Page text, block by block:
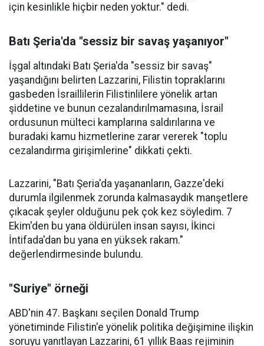
için kesinlikle hiçbir neden yoktur." dedi.
Batı Şeria'da "sessiz bir savaş yaşanıyor"
İşgal altındaki Batı Şeria'da "sessiz bir savaş"
yaşandığını belirten Lazzarini, Filistin topraklarını
gasbeden İsraillilerin Filistinlilere yönelik artan
şiddetine ve bunun cezalandırılmamasına, İsrail
ordusunun mülteci kamplarına saldırılarına ve
buradaki kamu hizmetlerine zarar vererek "toplu
cezalandırma girişimlerine" dikkati çekti.
Lazzarini, "Batı Şeria'da yaşananların, Gazze'deki
durumla ilgilenmek zorunda kalmasaydık manşetlere
çıkacak şeyler olduğunu pek çok kez söyledim. 7
Ekim'den bu yana öldürülen insan sayısı, İkinci
İntifada'dan bu yana en yüksek rakam."
değerlendirmesinde bulundu.
"Suriye" örneği
ABD'nin 47. Başkanı seçilen Donald Trump
yönetiminde Filistin'e yönelik politika değişimine ilişkin
soruyu yanıtlayan Lazzarini, 61 yıllık Baas rejiminin